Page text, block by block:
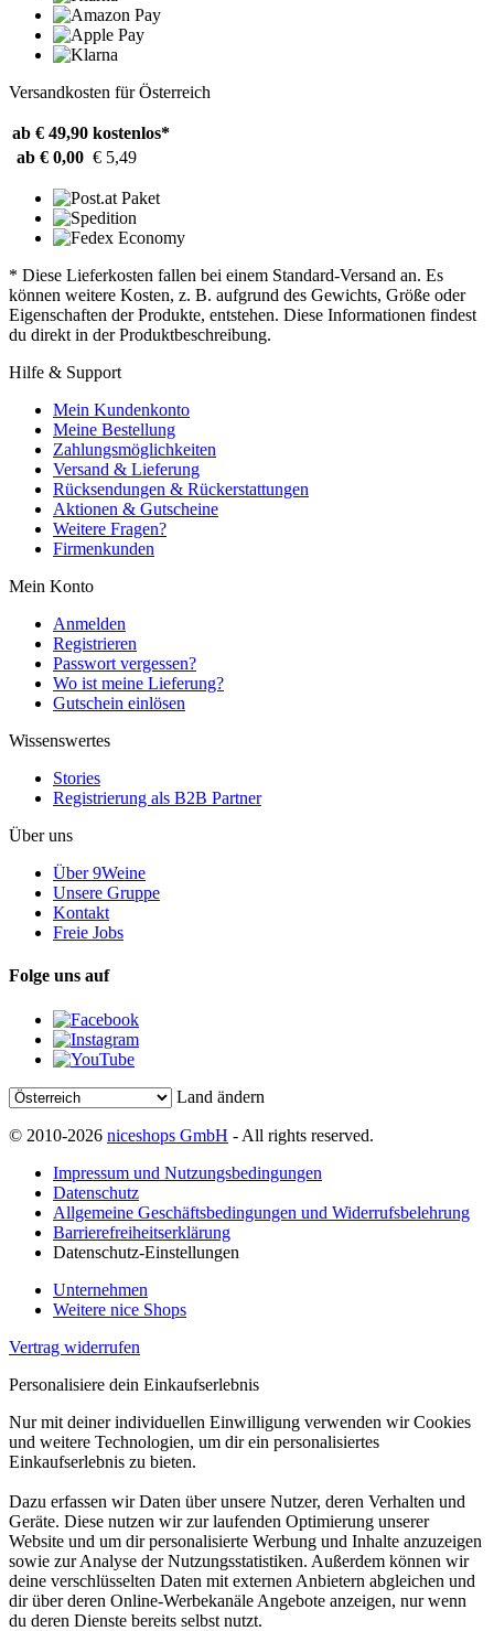
Versandkosten für Österreich
ab € 49,90 kostenlos*
ab € 0,00 € 5,49
* Diese Lieferkosten fallen bei einem Standard-Versand an. Es
können weitere Kosten, z. B. aufgrund des Gewichts, Größe oder
Eigenschaften der Produkte, entstehen. Diese Informationen findest
du direkt in der Produktbeschreibung.
Hilfe & Support
Mein Kundenkonto
Meine Bestellung
Zahlungsmöglichkeiten
Versand & Lieferung
Rücksendungen & Rückerstattungen
Aktionen & Gutscheine
Weitere Fragen?
Firmenkunden
Mein Konto
Anmelden
Registrieren
Passwort vergessen?
Wo ist meine Lieferung?
Gutschein einlösen
Wissenswertes
Stories
Registrierung als B2B Partner
Über uns
Über 9Weine
Unsere Gruppe
Kontakt
Freie Jobs
Folge uns auf
Land ändern
© 2010-2026 niceshops GmbH - All rights reserved.
Impressum und Nutzungsbedingungen
Datenschutz
Allgemeine Geschäftsbedingungen und Widerrufsbelehrung
Barrierefreiheitserklärung
Datenschutz-Einstellungen
Unternehmen
Weitere nice Shops
Vertrag widerrufen
Personalisiere dein Einkaufserlebnis
Nur mit deiner individuellen Einwilligung verwenden wir Cookies
und weitere Technologien, um dir ein personalisiertes
Einkaufserlebnis zu bieten.
Dazu erfassen wir Daten über unsere Nutzer, deren Verhalten und
Geräte. Diese nutzen wir zur laufenden Optimierung unserer
Website und um dir personalisierte Werbung und Inhalte anzuzeigen
sowie zur Analyse der Nutzungsstatistiken. Außerdem können wir
deine verschlüsselten Daten mit externen Anbietern abgleichen und
dir über deren Online-Werbekanäle Angebote anzeigen, nur wenn
du deren Dienste bereits selbst nutzt.